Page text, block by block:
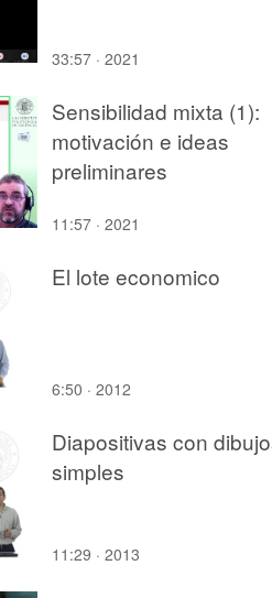
33:57 · 2021
Sensibilidad mixta (1):
motivación e ideas
preliminares
11:57 · 2021
El lote economico
6:50 · 2012
Diapositivas con
simples
11:29 · 2013